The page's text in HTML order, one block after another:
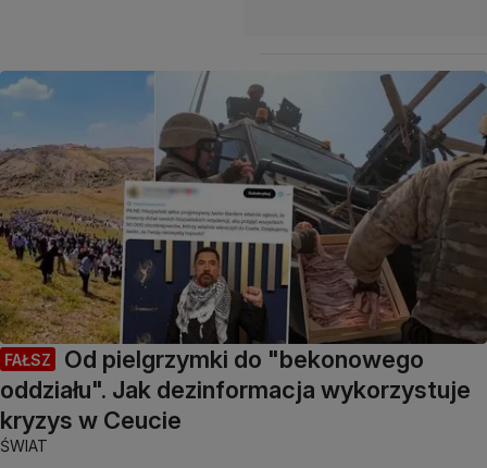
FAŁSZ
Od pielgrzymki do "bekonowego
oddziału". Jak dezinformacja wykorzystuje
kryzys w Ceucie
ŚWIAT